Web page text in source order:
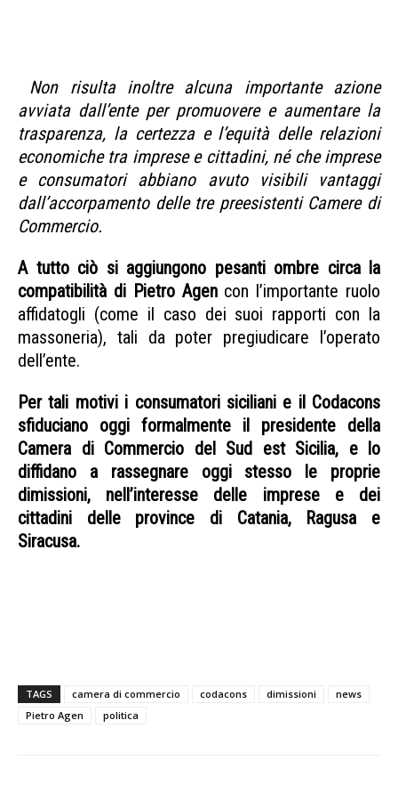
Non risulta inoltre alcuna importante azione
avviata dall’ente per promuovere e aumentare la
trasparenza, la certezza e l’equità delle relazioni
economiche tra imprese e cittadini, né che imprese
e consumatori abbiano avuto visibili vantaggi
dall’accorpamento delle tre preesistenti Camere di
Commercio.
A tutto ciò si aggiungono pesanti ombre circa la
compatibilità di Pietro Agencon l’importante ruolo
affidatogli (come il caso dei suoi rapporti con la
massoneria), tali da poter pregiudicare l’operato
dell’ente.
Per tali motivi i consumatori siciliani e il Codacons
sfiduciano oggi formalmente il presidente della
Camera di Commercio del Sud est Sicilia, e lo
diffidano a rassegnare oggi stesso le proprie
dimissioni, nell’interesse delle imprese e dei
cittadini delle province di Catania, Ragusa e
Siracusa.
TAGS camera di commercio codacons dimissioni
news
Pietro Agen
politica